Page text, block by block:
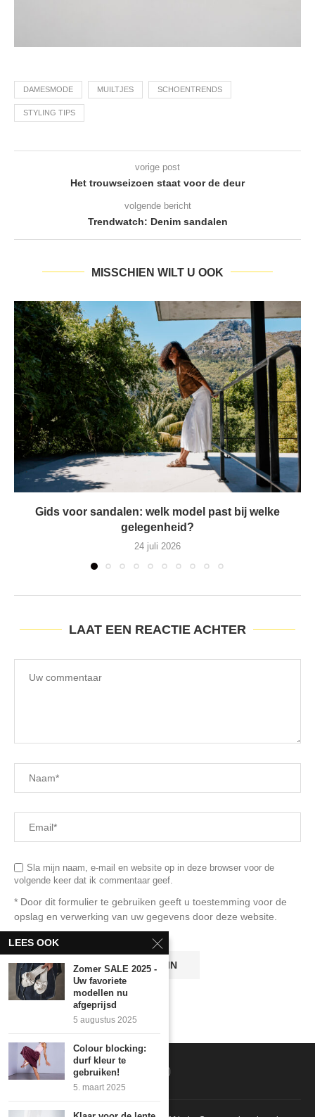
DAMESMODE MUILTJES SCHOENTRENDS
STYLING TIPS
vorige post
Het trouwseizoen staat voor de deur
volgende bericht
Trendwatch: Denim sandalen
MISSCHIEN WILT U OOK
Gids voor sandalen: welk model past bij welke
gelegenheid?
24 juli 2026
LAAT EEN REACTIE ACHTER
Sla mijn naam, e-mail en website op in deze browser voor de
volgende keer dat ik commentaar geef.
* Door dit formulier te gebruiken geeft u toestemming voor de
opslag en verwerking van uw gegevens door deze website.
LEES OOK
Zomer SALE 2025 -
Uw favoriete
modellen nu
afgeprijsd
5 augustus 2025
Colour blocking:
durf kleur te
gebruiken!
5. maart 2025